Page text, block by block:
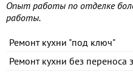
Опыт работы по отделке
работы.
Ремонт кухни "под ключ"
Ремонт кухни без переноса